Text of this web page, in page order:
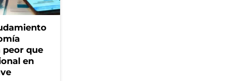
peor que
en